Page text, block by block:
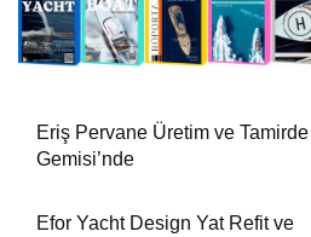
Eriş Pervane Üretim ve
Gemisi’nde
Efor Yacht Design Yat Refit ve